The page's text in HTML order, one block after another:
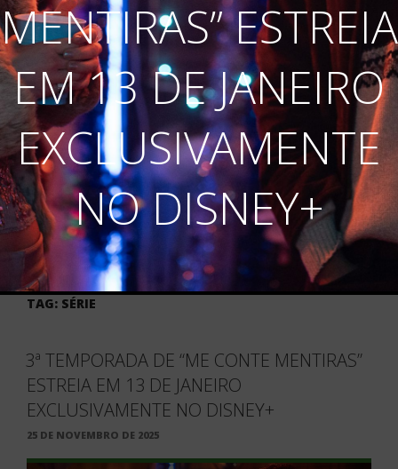
MENTIRAS” ESTREIA
EM 13 DE JANEIRO
EXCLUSIVAMENTE
NO DISNEY+
TAG: SÉRIE
3ª TEMPORADA DE “ME CONTE MENTIRAS”
ESTREIA EM 13 DE JANEIRO
EXCLUSIVAMENTE NO DISNEY+
PUBLICADO
25 DE NOVEMBRO DE 2025